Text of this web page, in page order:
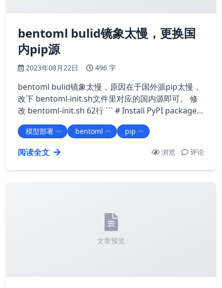
bentoml bulid镜象太慢，更换国
内pip源
2023年08月22日 496 字
bentoml bulid镜象太慢，原因在于国外源pip太慢，
改下 bentoml-init.sh文件里对应的国内源即可。 修
改 bentoml-init.sh 62行 ``` # Install PyPI packages
specified in requirements.txt if [ $# -eq 0 ] || [ $1
== "i…
模型部署 bentoml pip
阅读全文 浏览 评论
文章预览